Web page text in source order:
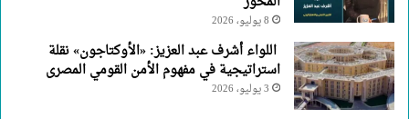
8 يوليو، 2026
اللواء أشرف عبد العزيز: «الأوكتاجون» نقلة
استراتيجية في مفهوم الأمن القومي المصرى
3 يوليو، 2026